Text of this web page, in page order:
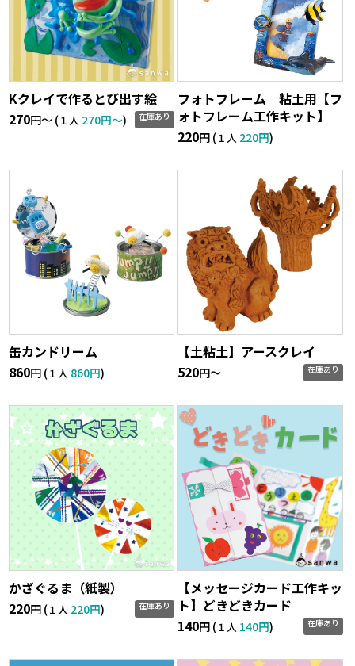
Kクレイで作るとび出す絵
270円〜 (１人 270円〜) 在庫あり
フォトフレーム 粘土用【フ
ォトフレーム工作キット】
220円 (１人 220円)
缶カンドリーム
860円 (１人 860円)
【土粘土】アースクレイ
520円〜 在庫あり
かざぐるま（紙製）
220円 (１人 220円) 在庫あり
【メッセージカード工作キッ
ト】どきどきカード
140円 (１人 140円) 在庫あり